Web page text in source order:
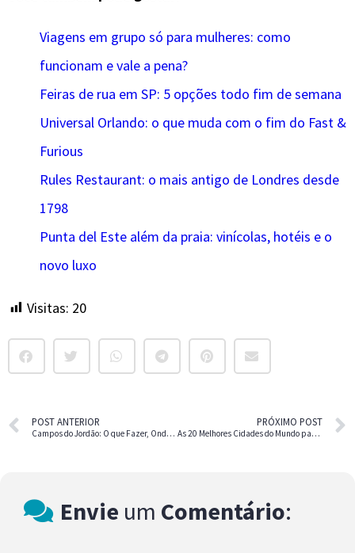
Viagens em grupo só para mulheres: como
funcionam e vale a pena?
Feiras de rua em SP: 5 opções todo fim de semana
Universal Orlando: o que muda com o fim do Fast &
Furious
Rules Restaurant: o mais antigo de Londres desde
1798
Punta del Este além da praia: vinícolas, hotéis e o
novo luxo
Visitas: 20
POST ANTERIOR
Campos do Jordão: O que Fazer, Onde Ficar e Onde Comer
PRÓXIMO POST
As 20 Melhores Cidades do Mundo para se Viver
Envie um Comentário: